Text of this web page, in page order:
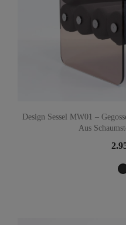
Design Sessel MW01 –
Aus